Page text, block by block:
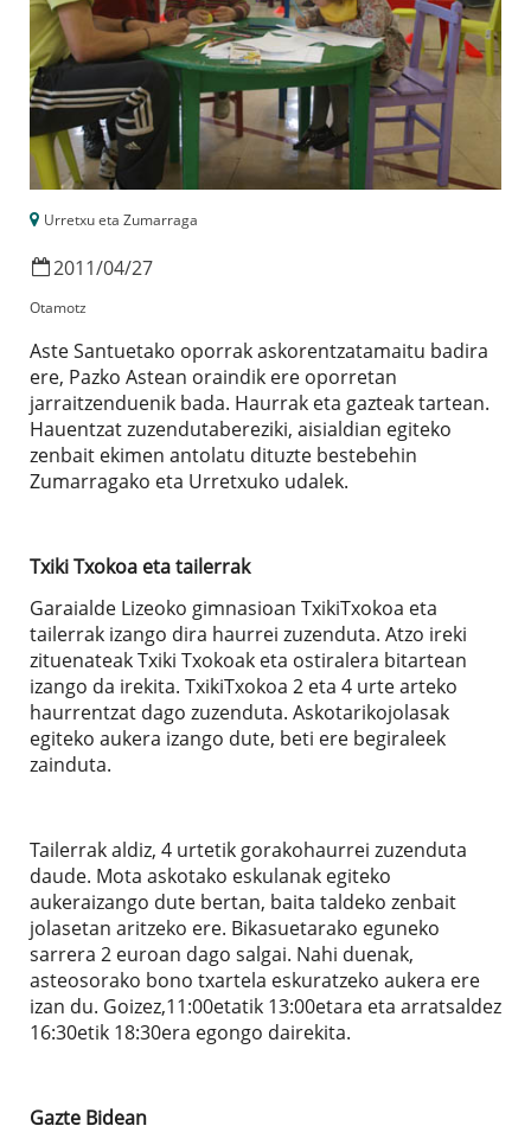
Urretxu eta Zumarraga
2011/04/27
Otamotz
Aste Santuetako oporrak askorentzatamaitu badira
ere, Pazko Astean oraindik ere oporretan
jarraitzenduenik bada. Haurrak eta gazteak tartean.
Hauentzat zuzendutabereziki, aisialdian egiteko
zenbait ekimen antolatu dituzte bestebehin
Zumarragako eta Urretxuko udalek.
Txiki Txokoa eta tailerrak
Garaialde Lizeoko gimnasioan TxikiTxokoa eta
tailerrak izango dira haurrei zuzenduta. Atzo ireki
zituenateak Txiki Txokoak eta ostiralera bitartean
izango da irekita. TxikiTxokoa 2 eta 4 urte arteko
haurrentzat dago zuzenduta. Askotarikojolasak
egiteko aukera izango dute, beti ere begiraleek
zainduta.
Tailerrak aldiz, 4 urtetik gorakohaurrei zuzenduta
daude. Mota askotako eskulanak egiteko
aukeraizango dute bertan, baita taldeko zenbait
jolasetan aritzeko ere. Bikasuetarako eguneko
sarrera 2 euroan dago salgai. Nahi duenak,
asteosorako bono txartela eskuratzeko aukera ere
izan du. Goizez,11:00etatik 13:00etara eta arratsaldez
16:30etik 18:30era egongo dairekita.
Gazte Bidean